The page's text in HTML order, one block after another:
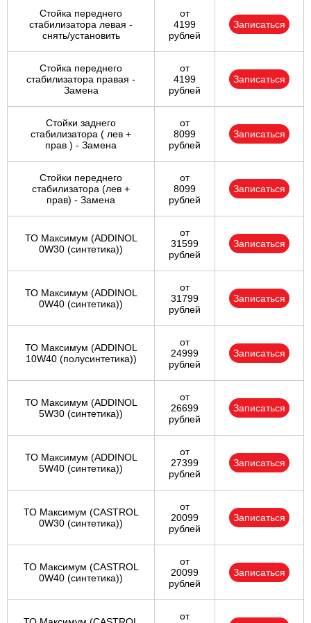
Стойка переднего
стабилизатора левая -
снять/установить
от
4199
рублей
Записаться
Стойка переднего
стабилизатора правая -
Замена
от
4199
рублей
Записаться
Стойки заднего
стабилизатора ( лев +
прав ) - Замена
от
8099
рублей
Записаться
Стойки переднего
стабилизатора (лев +
прав) - Замена
от
8099
рублей
Записаться
ТО Максимум (ADDINOL
0W30 (синтетика))
от
31599
рублей
Записаться
ТО Максимум (ADDINOL
0W40 (синтетика))
от
31799
рублей
Записаться
ТО Максимум (ADDINOL
10W40 (полусинтетика))
от
24999
рублей
Записаться
ТО Максимум (ADDINOL
5W30 (синтетика))
от
26699
рублей
Записаться
ТО Максимум (ADDINOL
5W40 (синтетика))
от
27399
рублей
Записаться
ТО Максимум (CASTROL
0W30 (синтетика))
от
20099
рублей
Записаться
ТО Максимум (CASTROL
0W40 (синтетика))
от
20099
рублей
Записаться
от